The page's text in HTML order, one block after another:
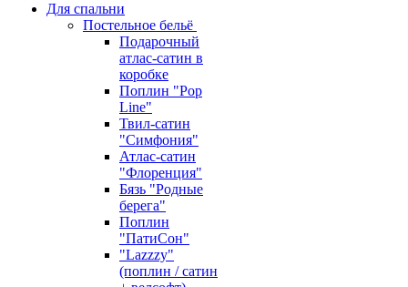
Для спальни
Постельное бельё
Подарочный
атлас-сатин в
коробке
Поплин "Pop
Line"
Твил-сатин
"Симфония"
Атлас-сатин
"Флоренция"
Бязь "Родные
берега"
Поплин
"ПатиСон"
"Lazzzy"
(поплин / сатин